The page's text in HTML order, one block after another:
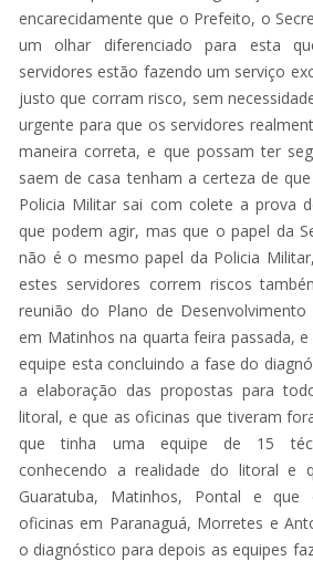
encarecidamente que o Prefeito, o
um olhar diferenciado para esta
servidores estão fazendo um serviço
justo que corram risco, sem
urgente para que os servidores
maneira correta, e que possam ter
saem de casa tenham a certeza de
Policia Militar sai com colete a prova
que podem agir, mas que o papel da
não é o mesmo papel da Policia
estes servidores correm riscos
reunião do Plano de
em Matinhos na quarta feira passada,
equipe esta concluindo a fase do
a elaboração das propostas para
litoral, e que as oficinas que tiveram
que tinha uma equipe de 15
conhecendo a realidade do litoral e
Guaratuba, Matinhos, Pontal e que
oficinas em Paranaguá, Morretes e
o diagnóstico para depois as equipes